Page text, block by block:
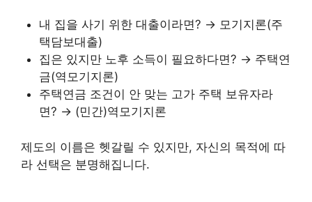
내 집을 사기 위한 대출이라면? → 모기지론(주
택담보대출)
집은 있지만 노후 소득이 필요하다면? → 주택연
금(역모기지론)
주택연금 조건이 안 맞는 고가 주택 보유자라
면? → (민간)역모기지론
제도의 이름은 헷갈릴 수 있지만, 자신의 목적에 따
라 선택은 분명해집니다.